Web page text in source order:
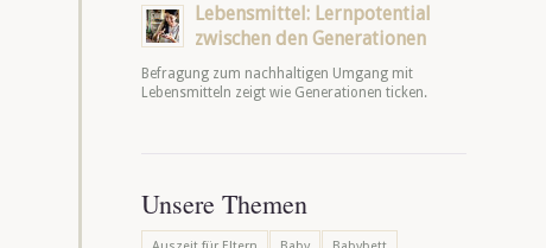
Lebensmittel: Lernpotential
zwischen den Generationen
Befragung zum nachhaltigen Umgang mit
Lebensmitteln zeigt wie Generationen ticken.
Unsere Themen